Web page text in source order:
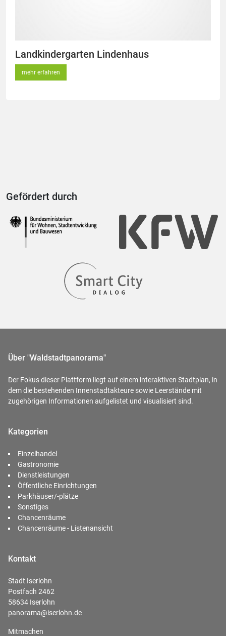
Landkindergarten Lindenhaus
mehr erfahren
Gefördert durch
Über "Waldstadtpanorama"
Der Fokus dieser Plattform liegt auf einem interaktiven Stadtplan, in
dem die bestehenden Innenstadtakteure sowie Leerstände mit
zugehörigen Informationen aufgelistet und visualisiert sind.
Kategorien
Einzelhandel
Gastronomie
Dienstleistungen
Öffentliche Einrichtungen
Parkhäuser/-plätze
Sonstiges
Chancenräume
Chancenräume - Listenansicht
Kontakt
Stadt Iserlohn
Postfach 2462
58634 Iserlohn
panorama@iserlohn.de
Mitmachen